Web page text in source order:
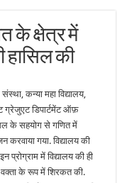
के क्षेत्र में
हासिल की
कन्या महा विद्यालय,
ग्रेजुएट डिपार्टमेंट ऑफ़
के सहयोग से गणित में
गया. विद्यालय की
में विद्यालय की ही
वक्ता के रूप में शिरकत की.